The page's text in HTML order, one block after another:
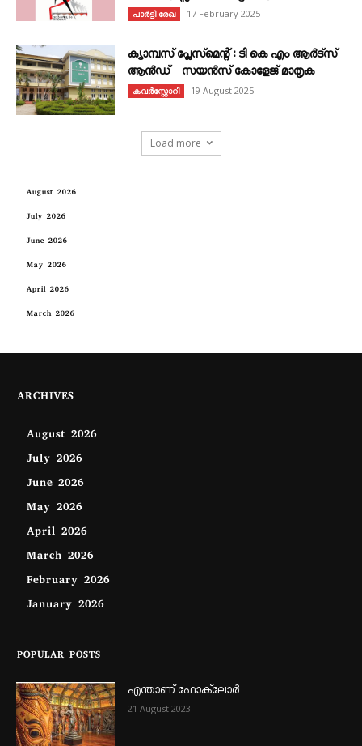
പാർട്ടി രേഖ 17 February 2025
ക്യാമ്പസ് പ്ലേസ്മെന്റ് : ടി കെ എം ആർട്സ്
ആൻഡ് സയൻസ് കോളേജ് മാതൃക
കവര്‍സ്റ്റോറി 19 August 2025
Load more
August 2026
July 2026
June 2026
May 2026
April 2026
March 2026
ARCHIVES
August 2026
July 2026
June 2026
May 2026
April 2026
March 2026
February 2026
January 2026
POPULAR POSTS
എന്താണ്‌ ഫോക്‌ലോർ
21 August 2023